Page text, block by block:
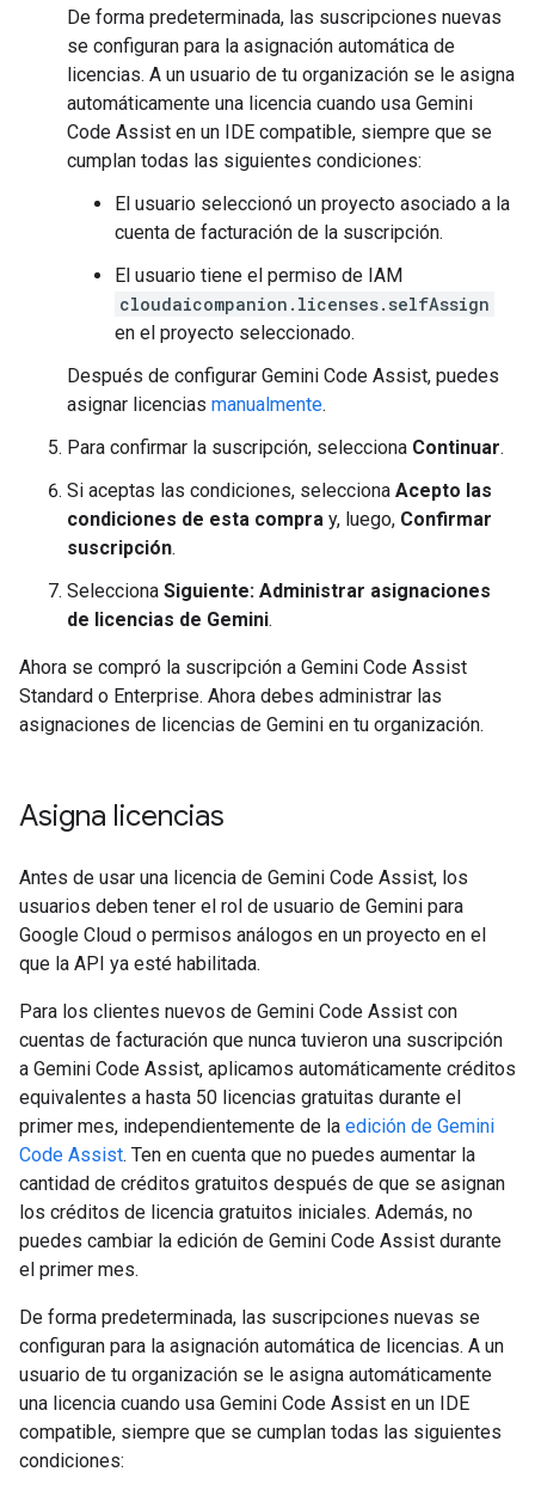
De forma predeterminada, las suscripciones nuevas
se configuran para la asignación automática de
licencias. A un usuario de tu organización se le asigna
automáticamente una licencia cuando usa Gemini
Code Assist en un IDE compatible, siempre que se
cumplan todas las siguientes condiciones:
El usuario seleccionó un proyecto asociado a la
cuenta de facturación de la suscripción.
El usuario tiene el permiso de IAM
cloudaicompanion.licenses.selfAssign
en el proyecto seleccionado.
Después de configurar Gemini Code Assist, puedes
asignar licencias manualmente.
Para confirmar la suscripción, selecciona Continuar.
Si aceptas las condiciones, selecciona Acepto las
condiciones de esta compra y, luego, Confirmar
suscripción.
Selecciona Siguiente: Administrar asignaciones
de licencias de Gemini.
Ahora se compró la suscripción a Gemini Code Assist
Standard o Enterprise. Ahora debes administrar las
asignaciones de licencias de Gemini en tu organización.
Asigna licencias
Antes de usar una licencia de Gemini Code Assist, los
usuarios deben tener el rol de usuario de Gemini para
Google Cloud o permisos análogos en un proyecto en el
que la API ya esté habilitada.
Para los clientes nuevos de Gemini Code Assist con
cuentas de facturación que nunca tuvieron una suscripción
a Gemini Code Assist, aplicamos automáticamente créditos
equivalentes a hasta 50 licencias gratuitas durante el
primer mes, independientemente de la edición de Gemini
Code Assist. Ten en cuenta que no puedes aumentar la
cantidad de créditos gratuitos después de que se asignan
los créditos de licencia gratuitos iniciales. Además, no
puedes cambiar la edición de Gemini Code Assist durante
el primer mes.
De forma predeterminada, las suscripciones nuevas se
configuran para la asignación automática de licencias. A un
usuario de tu organización se le asigna automáticamente
una licencia cuando usa Gemini Code Assist en un IDE
compatible, siempre que se cumplan todas las siguientes
condiciones: